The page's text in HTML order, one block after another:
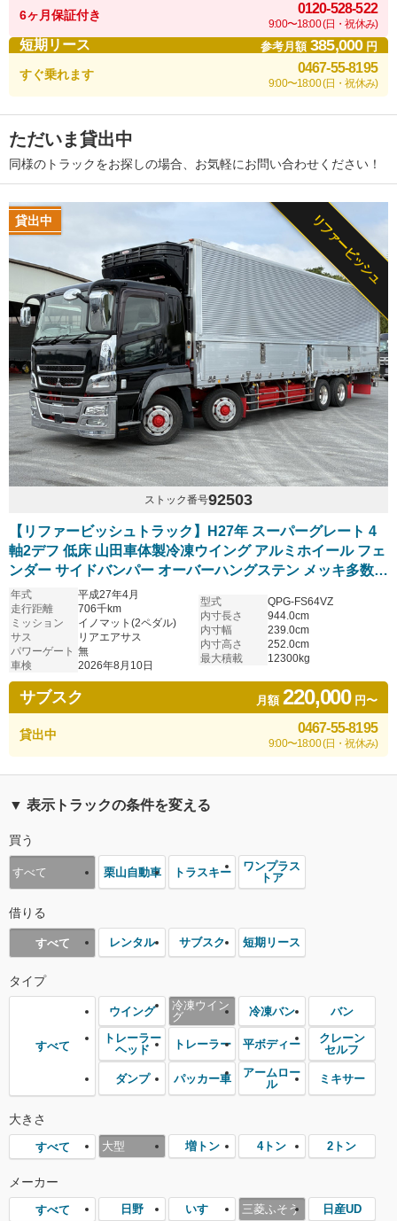
6ヶ月保証付き 0120-528-522
9:00〜18:00 (日・祝休み)
短期リース 参考月額385,000円
すぐ乗れます 0467-55-8195
9:00〜18:00 (日・祝休み)
ただいま貸出中
同様のトラックをお探しの場合、お気軽にお問い合わせください！
貸出中 リファービッシュ
ストック番号92503
【リファービッシュトラック】H27年 スーパーグレート 4
軸2デフ 低床 山田車体製冷凍ウイング アルミホイール フェ
ンダー サイドバンパー オーバーハングステン メッキ多数
リアエアサス 観音扉ウロコステン張 ステンレス床 予備車検
取得済み
年式
平成27年4月
走行距離
706千km
ミッション
イノマット(2ペダル)
サス
リアエアサス
パワーゲート 無
車検
2026年8月10日
型式
QPG-FS64VZ
内寸長さ
944.0cm
内寸幅
239.0cm
内寸高さ
252.0cm
最大積載
12300kg
サブスク 月額220,000円〜
貸出中 0467-55-8195
9:00〜18:00 (日・祝休み)
▼ 表示トラックの条件を変える
買う
すべて 栗山自動車 トラスキー
ワンプラス
トア
借りる
すべて レンタル サブスク 短期リース
タイプ
すべて
ウイング
冷凍ウイン
グ
冷凍バン バン
トレーラー
ヘッド
トレーラー 平ボディー
クレーン
セルフ
ダンプ パッカー車
アームロー
ル
ミキサー
大きさ
すべて 大型 増トン 4トン 2トン
メーカー
すべて 日野 いすゞ 三菱ふそう 日産UD